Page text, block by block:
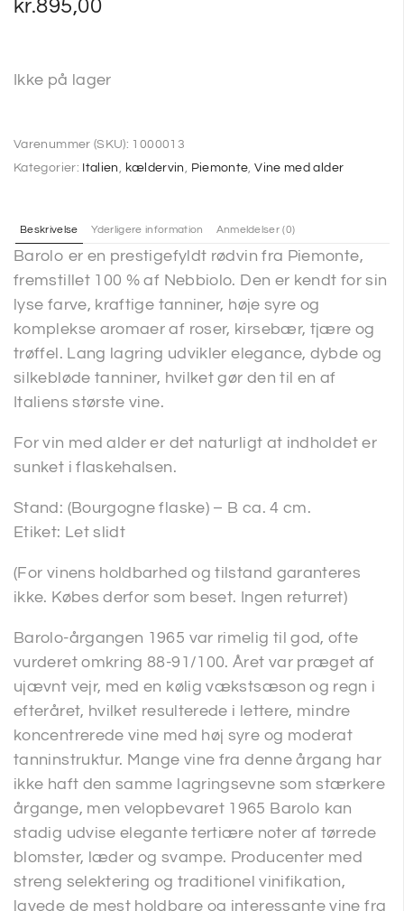
kr.895,00
Ikke på lager
Varenummer (SKU): 1000013
Kategorier: Italien kældervin Piemonte ,Vine med alder
Beskrivelse Yderligere information Anmeldelser (0)
Barolo er en prestigefyldt rødvin fra Piemonte,
fremstillet 100 % af Nebbiolo. Den er kendt for sin
lyse farve, kraftige tanniner, høje syre og
komplekse aromaer af roser, kirsebær, tjære og
trøffel. Lang lagring udvikler elegance, dybde og
silkebløde tanniner, hvilket gør den til en af
Italiens største vine.
For vin med alder er det naturligt at indholdet er
sunket i flaskehalsen.
Stand: (Bourgogne flaske) – B ca. 4 cm.
Etiket: Let slidt
(For vinens holdbarhed og tilstand garanteres
ikke. Købes derfor som beset. Ingen returret)
Barolo-årgangen 1965 var rimelig til god, ofte
vurderet omkring 88-91/100. Året var præget af
ujævnt vejr, med en kølig vækstsæson og regn i
efteråret, hvilket resulterede i lettere, mindre
koncentrerede vine med høj syre og moderat
tanninstruktur. Mange vine fra denne årgang har
ikke haft den samme lagringsevne som stærkere
årgange, men velopbevaret 1965 Barolo kan
stadig udvise elegante tertiære noter af tørrede
blomster, læder og svampe. Producenter med
streng selektering og traditionel vinifikation,
lavede de mest holdbare og interessante vine fra